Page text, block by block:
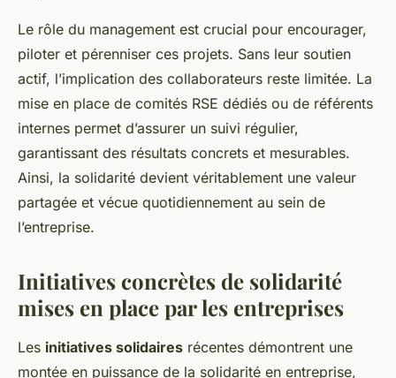
Le rôle du management est crucial pour encourager,
piloter et pérenniser ces projets. Sans leur soutien
actif, l’implication des collaborateurs reste limitée. La
mise en place de comités RSE dédiés ou de référents
internes permet d’assurer un suivi régulier,
garantissant des résultats concrets et mesurables.
Ainsi, la solidarité devient véritablement une valeur
partagée et vécue quotidiennement au sein de
l’entreprise.
Initiatives concrètes de solidarité
mises en place par les entreprises
Les initiatives solidaires récentes démontrent une
montée en puissance de la solidarité en entreprise,